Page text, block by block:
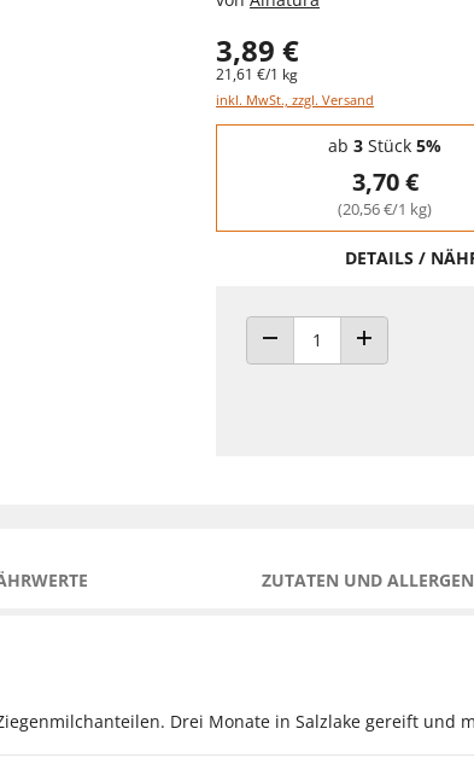
3,89 €
21,61 €/1 kg
inkl. MwSt., zzgl. Versand
Staffelpreise - Mengenrabatt
ab 3 Stück 5%
3,70 €
(20,56 €/1 kg)
DETAILS /
ANZAHL VERRINGERN
ANZAHL
ZUTATEN UND
Drei Monate in Salzlake gereift und